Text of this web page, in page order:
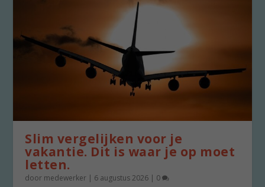
Slim vergelijken voor je
vakantie. Dit is waar je op moet
letten.
door medewerker | 6 augustus 2026 | 0